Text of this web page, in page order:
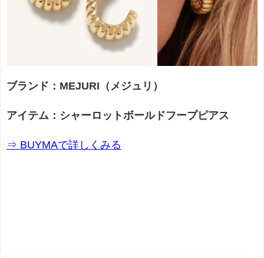
ブランド：MEJURI（メジュリ）
アイテム：シャーロットボールドフープピアス
⇒ BUYMAで詳しくみる